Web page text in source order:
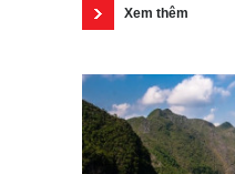
Xem thêm